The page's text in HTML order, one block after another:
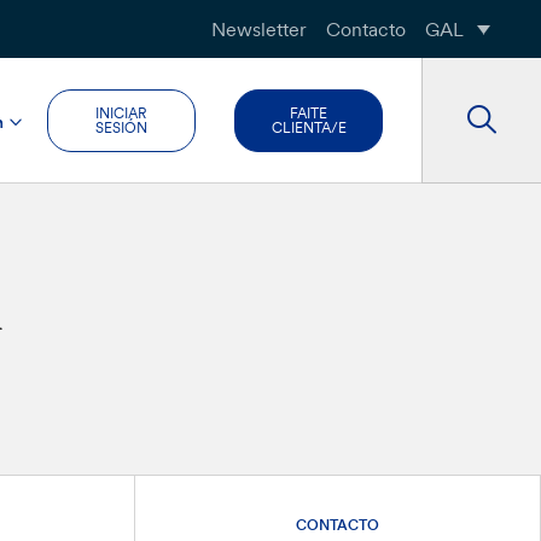
Newsletter Contacto GAL
INICIAR
SESIÓN
FAITE
CLIENTA/E
CONTACTO